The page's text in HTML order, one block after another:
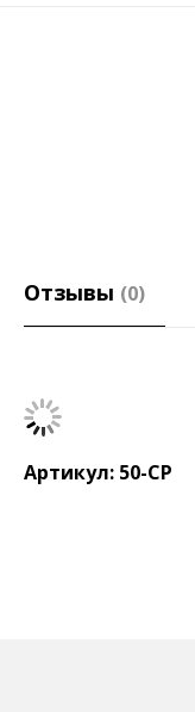
Отзывы (0)
Артикул: 50-СР